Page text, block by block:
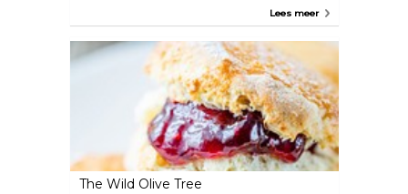
ontwerp vormt de basis voor een culinaire ervaring
in de kleinste details bereid om de zintuigen te
prikkelen met rijke smaken en levendige kleuren.
Lees meer
The Wild Olive Tree